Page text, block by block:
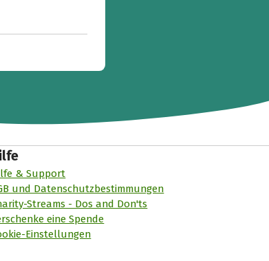
& Support
und Datenschutzbestimmungen
Streams - Dos and Don'ts
eine Spende
Einstellungen